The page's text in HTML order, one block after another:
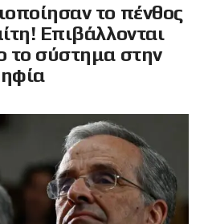
το πένθος
Επιβάλλονται
το σύστημα στην